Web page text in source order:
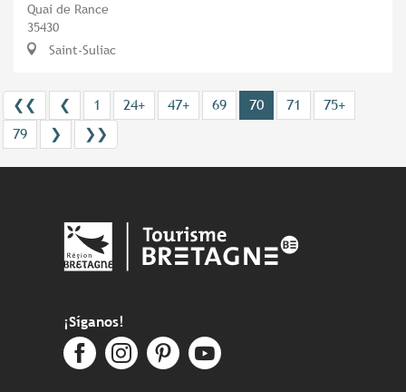
Quai de Rance
35430
Saint-Suliac
❮❮ ❮ 1 24+ 47+ 69 70 71
75+
79
❯ ❯❯
¡Síganos!